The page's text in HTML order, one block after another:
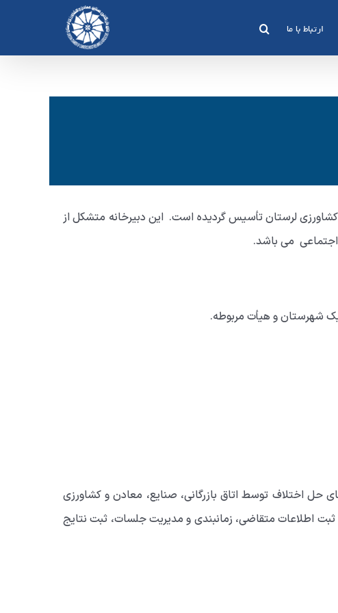
ارتباط با ما
اتاق بازرگانی صنایع، معادن و کشاورزی لرستان تأسیس گردیده است. این دبیرخانه متشکل از
می باشد.
شهرستان و هیأت مربوطه.
حل اختلاف توسط اتاق بازرگانی، صنایع، معادن و کشاورزی
ثبت اطلاعات متقاضی، زمانبندی و مدیریت جلسات، ثبت نتایج